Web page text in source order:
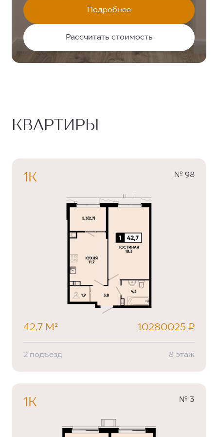
Подробнее
Рассчитать стоимость
КВАРТИРЫ
1К № 98
42,7 М² 10280025 ₽
2 подъезд 8 этаж
1К № 3